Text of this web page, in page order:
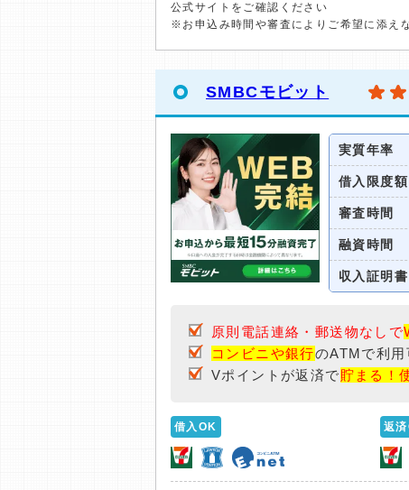
公式サイトをご確認ください
※お申込み時間や審査によりご希望に添え
SMBCモビット
実質年率
借入限度額
審査時間
融資時間
収入証明書
原則電話連絡・郵送物なしで
コンビニや銀行のATMで利用
Vポイントが返済で貯まる！
借入OK 返